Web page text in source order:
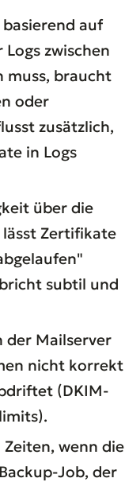
auf
zwischen
muss, braucht
oder
zusätzlich,
in Logs
über die
lässt Zertifikate
subtil und
der Mailserver
nicht korrekt
(DKIM-
wenn die
Job, der